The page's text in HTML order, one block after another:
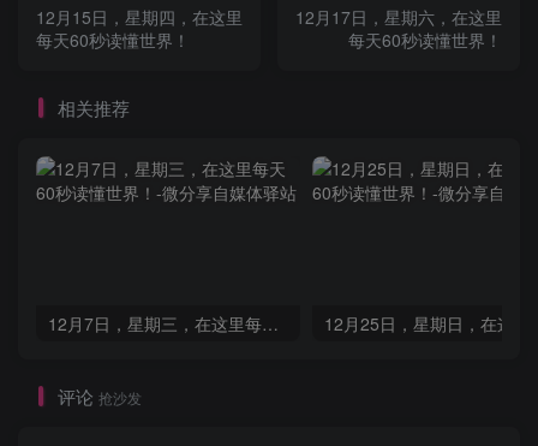
12月15日，星期四，在这里
每天60秒读懂世界！
12月17日，星期六，在这里
每天60秒读懂世界！
相关推荐
12月7日，星期三，在这里每天60秒读懂世界！
评论 抢沙发